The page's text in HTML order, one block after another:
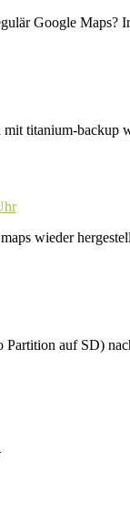
Google Maps?
titanium-backup
wieder
auf SD)